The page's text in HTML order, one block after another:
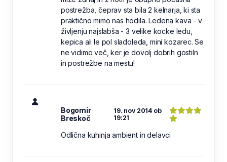
postrežba, čeprav sta bila 2 kelnarja, ki sta
praktično mimo nas hodila. Ledena kava - v
življenju najslabša - 3 velike kocke ledu,
kepica ali le pol sladoleda, mini kozarec. Se
ne vidimo več, ker je dovolj dobrih gostiln
in postrežbe na mestu!
Bogomir
Breskoč
19. nov 2014 ob
19:21
Odlična kuhinja ambient in delavci